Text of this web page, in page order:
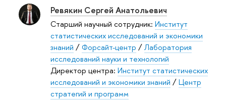
Ревякин Сергей Анатольевич
Старший научный сотрудник: Институт
статистических исследований и экономики
знаний /Форсайт-центр /Лаборатория
исследований науки и технологий
Директор центра: Институт статистических
исследований и экономики знаний /Центр
стратегий и программ